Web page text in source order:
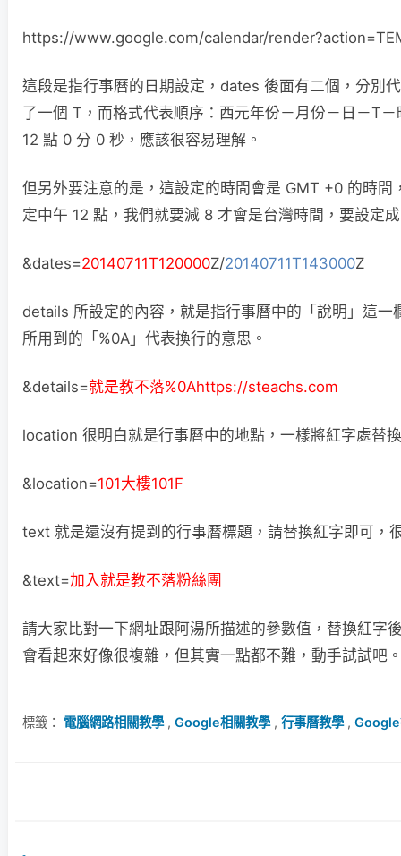
https://www.google.com/calendar/
這段是指行事曆的日期設定，dates 後面有二個，分別
了一個 T，而格式代表順序：西元年份－月份－日－T
12 點 0 分 0 秒，應該很容易理解。
但另外要注意的是，這設定的時間會是 GMT +0 的時
定中午 12 點，我們就要減 8 才會是台灣時間，要設定
&dates=20140711T120000Z/20140711T143000Z
details 所設定的內容，就是指行事曆中的「說明」這
所用到的「%0A」代表換行的意思。
&details=就是教不落%0Ahttps://steachs.com
location 很明白就是行事曆中的地點，一樣將紅字處替
&location=101大樓101F
text 就是還沒有提到的行事曆標題，請替換紅字即可，
&text=加入就是教不落粉絲團
請大家比對一下網址跟阿湯所描述的參數值，替換紅字
會看起來好像很複雜，但其實一點都不難，動手試試吧
標籤： 電腦網路相關教學, Google相關教學, 行事曆教學, Google